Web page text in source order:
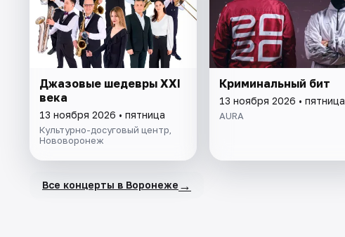
Джазовые шедевры XXI
века
13 ноября 2026 • пятница
Культурно-досуговый центр,
Нововоронеж
Криминальный бит
13 ноября 2026 • пятница
AURA
Все концерты в Воронеже →